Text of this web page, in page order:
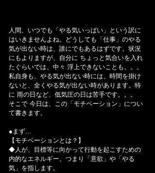
人間、いつでも「やる気いっぱい」という訳に
はいきませんよね。どうしても「仕事」のやる
気が出ない時は、誰にでもあるはずです。状況
にもよりますが、自分に ちょっと気合いを入れ
たぐらいでは、中々 浮上できないことも。。。
私自身も、やる気が出ない時には、時間を掛け
ないと、全くやる気が出ない時があります。特
に 雨の日など、低気圧の日は苦手です。。。
そこで 今日は、この「モチベーション」につい
て書きます。
●まず…
【モチベーションとは？】
◆人が、目標等に向かって行動を起こすための
内的なエネルギー、つまり「意欲」や「やる
気」を指します。